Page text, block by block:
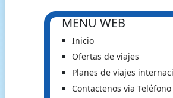
MENU WEB
Inicio
Ofertas de viajes
Planes de viajes
Contactenos via Teléfono